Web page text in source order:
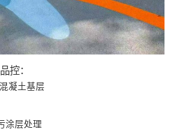
控：
凝土基层
涂层处理